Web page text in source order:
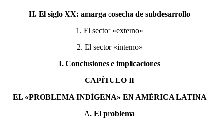
H. El siglo XX: amarga cosecha de subdesarrollo
1. El sector «externo»
2. El sector «interno»
I. Conclusiones e implicaciones
CAPÍTULO II
EL «PROBLEMA INDÍGENA» EN AMÉRICA LATINA
A. El problema